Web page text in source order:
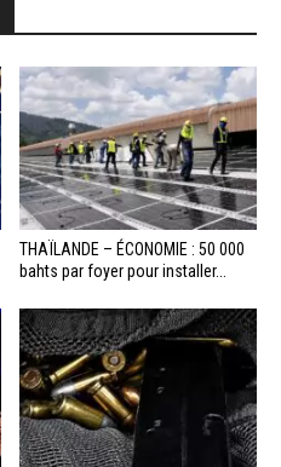
THAÏLANDE – ÉCONOMIE : 50 000
bahts par foyer pour installer...